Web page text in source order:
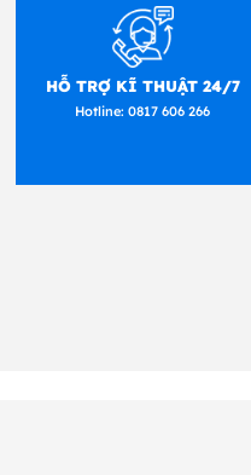
HỖ TRỢ KĨ THUẬT 24/7
Hotline: 0817 606 266